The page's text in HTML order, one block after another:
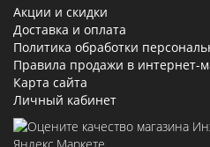
Акции и скидки
Доставка и оплата
Политика обработки
Правила продажи в интернет-
Карта сайта
Личный кабинет